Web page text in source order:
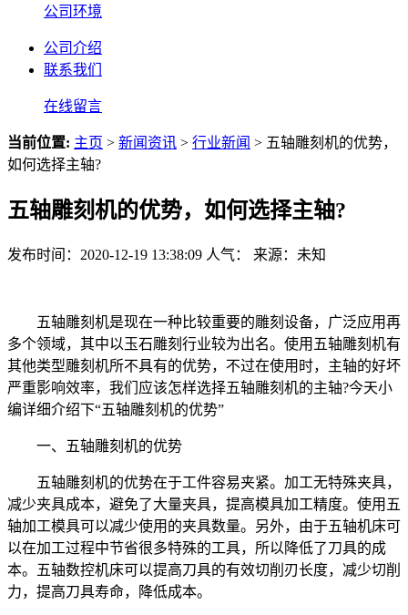
公司环境
公司介绍
联系我们
在线留言
当前位置: 主页 > 新闻资讯 > 行业新闻 > 五轴雕刻机的优势，
如何选择主轴?
五轴雕刻机的优势，如何选择主轴?
发布时间：2020-12-19 13:38:09 人气： 来源：未知
五轴雕刻机是现在一种比较重要的雕刻设备，广泛应用再
多个领域，其中以玉石雕刻行业较为出名。使用五轴雕刻机有
其他类型雕刻机所不具有的优势，不过在使用时，主轴的好坏
严重影响效率，我们应该怎样选择五轴雕刻机的主轴?今天小
编详细介绍下“五轴雕刻机的优势”
一、五轴雕刻机的优势
五轴雕刻机的优势在于工件容易夹紧。加工无特殊夹具，
减少夹具成本，避免了大量夹具，提高模具加工精度。使用五
轴加工模具可以减少使用的夹具数量。另外，由于五轴机床可
以在加工过程中节省很多特殊的工具，所以降低了刀具的成
本。五轴数控机床可以提高刀具的有效切削刃长度，减少切削
力，提高刀具寿命，降低成本。